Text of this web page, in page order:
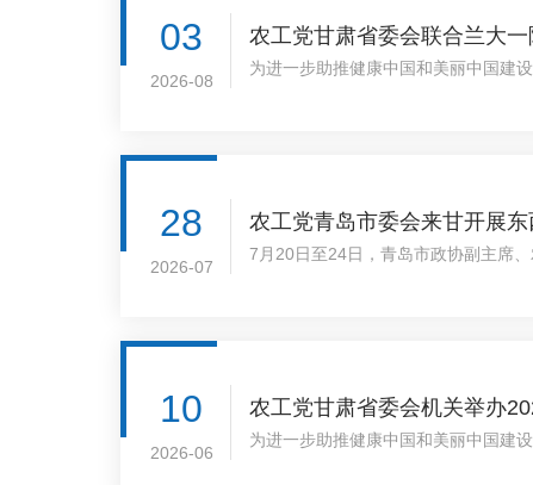
03
2026-08
农工党甘肃省委会联合兰大
为进一步助推健康中国和美丽中国建
28
2026-07
农工党青岛市委会来甘开展
7月20日至24日，青岛市政协副主席
10
2026-06
农工党甘肃省委会机关举办
为进一步助推健康中国和美丽中国建